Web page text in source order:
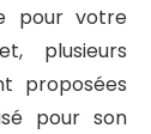
pour votre
plusieurs
proposées
pour son